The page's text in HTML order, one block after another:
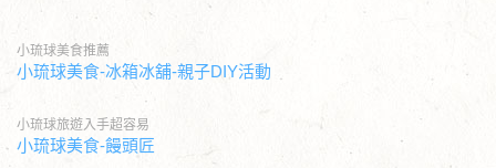
小琉球美食推薦
小琉球美食-冰箱冰舖-親子DIY活動
小琉球旅遊入手超容易
小琉球美食-饅頭匠